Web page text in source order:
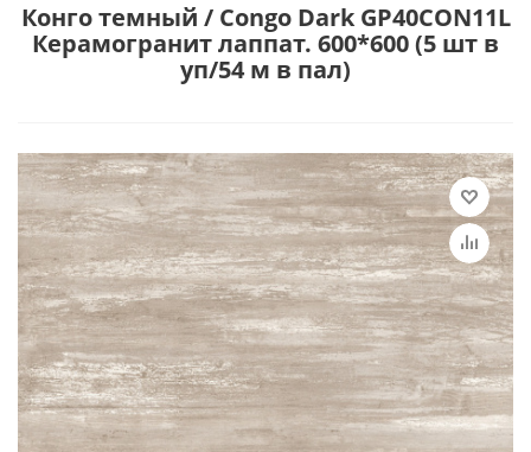
Конго темный / Congo Dark GP40CON11L
Керамогранит лаппат. 600*600 (5 шт в
уп/54 м в пал)